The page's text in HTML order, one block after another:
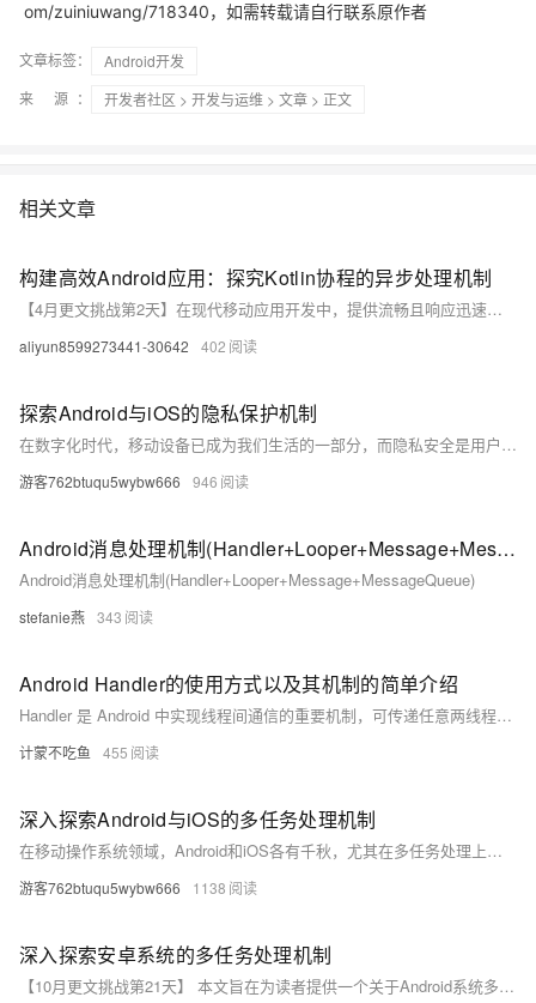
om/zuiniuwang/718340，如需转载请自行联系原作者
文章标签：
Android开发
来 源：
开发者社区 > 开发与运维 > 文章 > 正文
相关文章
构建高效Android应用：探究Kotlin协程的异步处理机制
【4月更文挑战第2天】在现代移动应用开发中，提供流畅且响应迅速的用户体验是至关重要的。随着Android平台的发展，Kotlin语言凭借其简洁性和功能性编程的特点成为了主流选择之一。特别地，Kotlin协程作为一种新型的轻量级线程管理机制，为开发者提供了强大的异步处理能力，从而显著提升了应用程序的性能和响应速度。本文将深入探讨Kotlin协程在Android中的应用，分析其原理、实现以及如何通过协程优化应用性能。
aliyun8599273441-30642 402
探索Android与iOS的隐私保护机制
在数字化时代，移动设备已成为我们生活的一部分，而隐私安全是用户最为关注的问题之一。本文将深入探讨Android和iOS两大主流操作系统在隐私保护方面的策略和实现方式，分析它们各自的优势和不足，以及如何更好地保护用户的隐私。
游客762btuqu5wybw666 946
Android消息处理机制(Handler+Looper+Message+MessageQueue)
Android消息处理机制(Handler+Looper+Message+MessageQueue)
stefanie燕 343
Android Handler的使用方式以及其机制的简单介绍
Handler 是 Android 中实现线程间通信的重要机制，可传递任意两线程数据。常用场景包括子线程向主线程（UI 线程）传递结果，以及主线程向子线程发送消息。其核心涉及四个类：Handler（发送/接收消息）、Message（消息载体）、MessageQueue（消息队列）和 Looper（消息循环泵）。基本流程为：Handler 发送 Message 至 MessageQueue，Looper 从队列中按 FIFO 取出并处理。
计蒙不吃鱼 455
深入探索Android与iOS的多任务处理机制
在移动操作系统领域，Android和iOS各有千秋，尤其在多任务处理上展现出不同的设计理念和技术实现。本文将深入剖析两大平台在后台管理、资源分配及用户体验方面的策略差异，揭示它们如何平衡性能与电池寿命，为用户带来流畅而高效的操作体验。通过对比分析，我们不仅能够更好地理解各自系统的工作机制，还能为开发者优化应用提供参考。
游客762btuqu5wybw666 1138
深入探索安卓系统的多任务处理机制
【10月更文挑战第21天】 本文旨在为读者提供一个关于Android系统多任务处理机制的全面解析。我们将从Android操作系统的核心架构出发，探讨其如何管理多个应用程序的同时运行，包括进程调度、内存管理和电量优化等方面。通过深入分析，本文揭示了Android在处理多任务时所面临的挑战以及它如何通过创新的解决方案来提高用户体验和设备性能。